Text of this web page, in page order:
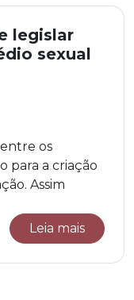
legislar
sexual
os
para a criação
Assim
Leia mais